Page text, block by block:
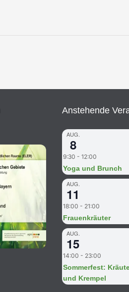
Anstehende
AUG.
8
9:30 - 12:00
Yoga und Brunch
AUG.
11
18:00 - 21:00
Frauenkräuter
AUG.
15
14:00 - 23:00
Sommerfest:
und Krempel